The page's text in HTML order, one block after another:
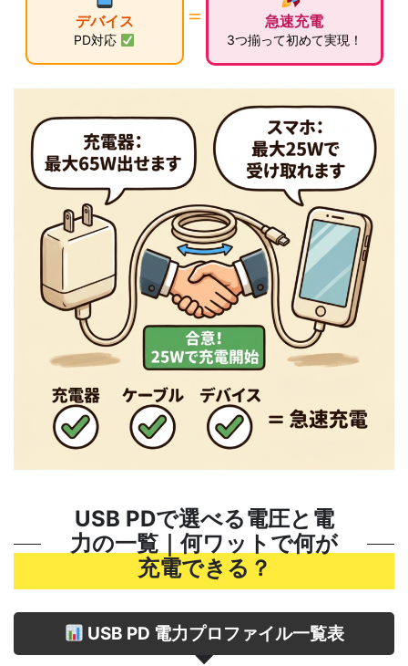
デバイス
PD対応
＝ 急速充電
3つ揃って初めて実現！
USB PDで選べる電圧と電
力の一覧｜何ワットで何が
充電できる？
USB PD 電力プロファイル一覧表